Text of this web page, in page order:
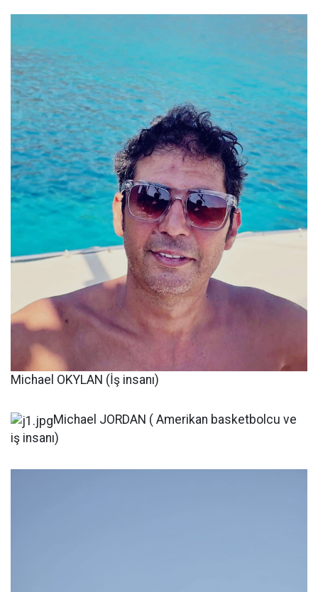
Michael OKYLAN (İş insanı)
Michael JORDAN ( Amerikan basketbolcu ve
iş insanı)